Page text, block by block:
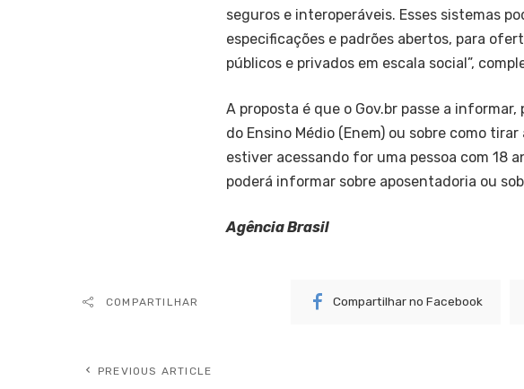
seguros e interoperáveis. Esses sistemas
especificações e padrões abertos, para
públicos e privados em escala social”,
A proposta é que o Gov.br passe a informar,
do Ensino Médio (Enem) ou sobre como
estiver acessando for uma pessoa com 18
poderá informar sobre aposentadoria ou
Agência Brasil
COMPARTILHAR Compartilhar no Facebook
PREVIOUS ARTICLE